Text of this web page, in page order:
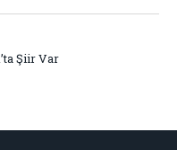
Şiir Var